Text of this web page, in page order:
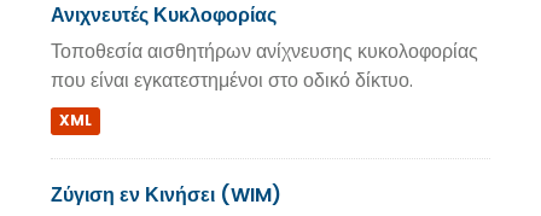
Ανιχνευτές Κυκλοφορίας
Τοποθεσία αισθητήρων ανίχνευσης κυκολοφορίας
που είναι εγκατεστημένοι στο οδικό δίκτυο.
XML
Ζύγιση εν Κινήσει (WIM)